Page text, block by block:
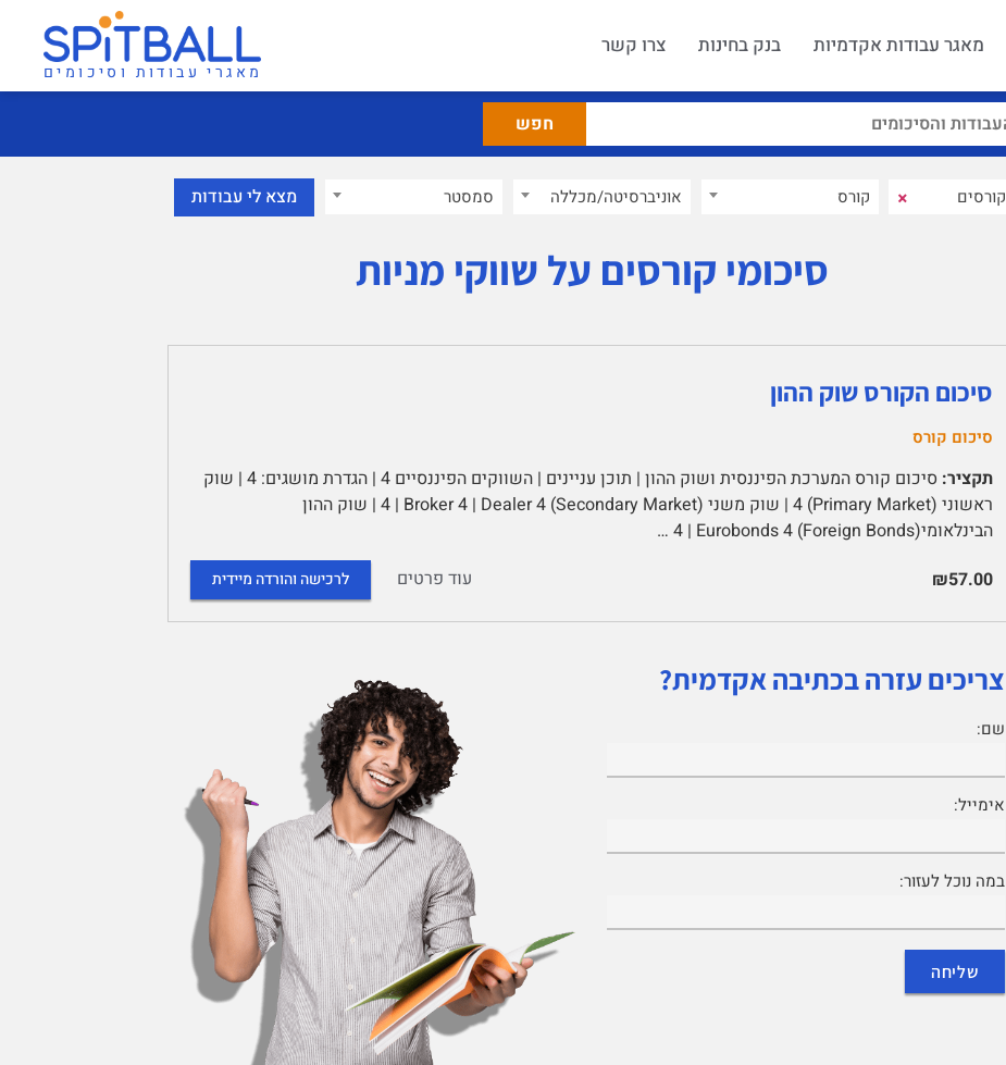
מאגר עבודות אקדמיות בנק בחינות צרו קשר
מאגרי עבודות וסיכומים
× קורס אוניברסיטה/מכללה סמסטר
סיכומי קורסים על שווקי מניות
סיכום הקורס שוק ההון
סיכום קורס
תקציר:
סיכום קורס המערכת הפיננסית ושוק ההון | תוכן עניינים | השווקים הפיננסיים 4 | הגדרת מושגים: 4 | שוק
ראשוני (Primary Market) 4 | שוק משני (Secondary Market) 4 | Broker 4 | Dealer 4 | שוק ההון
הבינלאומי(Foreign Bonds) 4 | Eurobonds 4 …
₪57.00
עוד פרטים לרכישה והורדה מיידית
צריכים עזרה בכתיבה אקדמית?
שם:
אימייל:
במה נוכל לעזור: